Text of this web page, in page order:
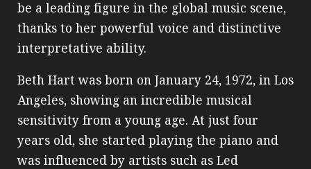
be a leading figure in the global music scene,
thanks to her powerful voice and distinctive
interpretative ability.
Beth Hart was born on January 24, 1972, in Los
Angeles, showing an incredible musical
sensitivity from a young age. At just four
years old, she started playing the piano and
was influenced by artists such as Led